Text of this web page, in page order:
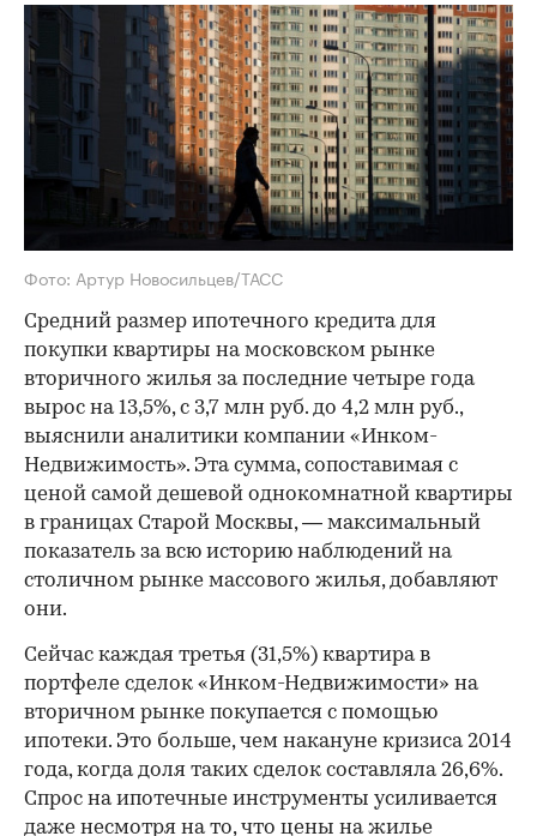
Фото: Артур Новосильцев/ТАСС
Средний размер ипотечного кредита для
покупки квартиры на московском рынке
вторичного жилья за последние четыре года
вырос на 13,5%, с 3,7 млн руб. до 4,2 млн руб.,
выяснили аналитики компании «Инком-
Недвижимость». Эта сумма, сопоставимая с
ценой самой дешевой однокомнатной квартиры
в границах Старой Москвы, — максимальный
показатель за всю историю наблюдений на
столичном рынке массового жилья, добавляют
они.
Сейчас каждая третья (31,5%) квартира в
портфеле сделок «Инком-Недвижимости» на
вторичном рынке покупается с помощью
ипотеки. Это больше, чем накануне кризиса 2014
года, когда доля таких сделок составляла 26,6%.
Спрос на ипотечные инструменты усиливается
даже несмотря на то, что цены на жилье